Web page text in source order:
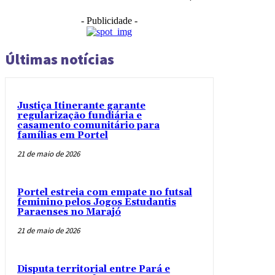
- Publicidade -
Últimas notícias
Justiça Itinerante garante
regularização fundiária e
casamento comunitário para
famílias em Portel
21 de maio de 2026
Portel estreia com empate no futsal
feminino pelos Jogos Estudantis
Paraenses no Marajó
21 de maio de 2026
Disputa territorial entre Pará e